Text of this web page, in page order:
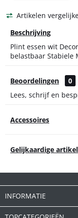
Artikelen
Beschrijving
Plint essen wit
belastbaar Stabiele
Beoordelingen
0
Lees, schrijf en
Accessoires
Gelijkaardige
INFORMATIE